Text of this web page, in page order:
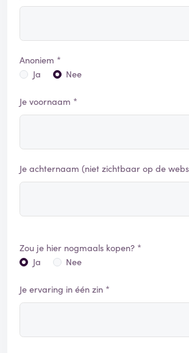
Anoniem *
Ja
Nee
Je voornaam *
Je achternaam (niet zichtbaar op de
Zou je hier nogmaals kopen? *
Ja
Nee
Je ervaring in één zin *